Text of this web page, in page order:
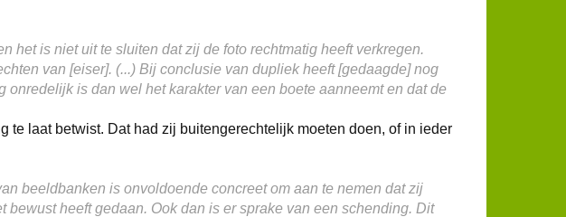
het is niet uit te sluiten dat zij de foto rechtmatig heeft verkregen.
van [eiser]. (...) Bij conclusie van dupliek heeft [gedaagde] nog
is dan wel het karakter van een boete aanneemt en dat de
te laat betwist. Dat had zij buitengerechtelijk moeten doen, of in ieder
beeldbanken is onvoldoende concreet om aan te nemen dat zij
heeft gedaan. Ook dan is er sprake van een schending. Dit